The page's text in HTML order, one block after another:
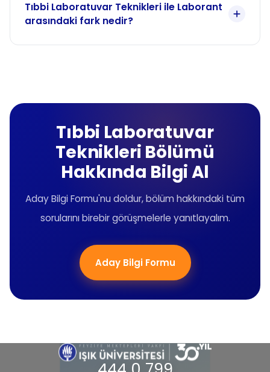
Tıbbi Laboratuvar Teknikleri ile Laborant
arasındaki fark nedir?
Tıbbi Laboratuvar
Teknikleri Bölümü
Hakkında Bilgi Al
Aday Bilgi Formu'nu doldur, bölüm hakkındaki tüm
sorularını birebir görüşmelerle yanıtlayalım.
Aday Bilgi Formu